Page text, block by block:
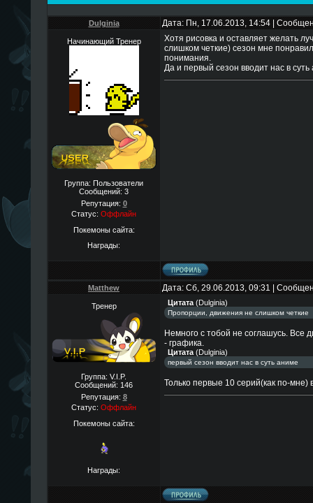
Dulginia Дата: Пн, 17.06.2013, 14:54 |
Начинающий Тренер
Группа: Пользователи
Сообщений: 3
Репутация: 0
Статус: Оффлайн
Покемоны сайта:
Награды:
Хотя рисовка и оставляет желать
слишком четкие) сезон мне
понимания.
Да и первый сезон вводит нас в
Matthew Дата: Сб, 29.06.2013, 09:31 |
Тренер
Группа: V.I.P.
Сообщений: 146
Репутация: 8
Статус: Оффлайн
Покемоны сайта:
Награды:
Цитата(Dulginia)
Пропорции, движения не слишком четкие
Немного с тобой не соглашусь. Все
- графика.
Цитата(Dulginia)
первый сезон вводит нас в суть аниме
Только первые 10 серий(как по-мне)